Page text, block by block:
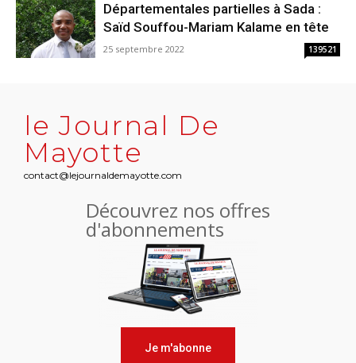
Départementales partielles à Sada :
Saïd Souffou-Mariam Kalame en tête
25 septembre 2022 139521
le Journal De
Mayotte
contact@lejournaldemayotte.com
Découvrez nos offres
d'abonnements
Je m'abonne